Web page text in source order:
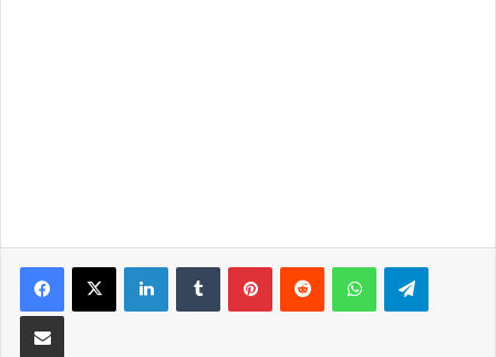
LinkedInTumblrPinterestReddit WhatsApp
Partilhar Via Email